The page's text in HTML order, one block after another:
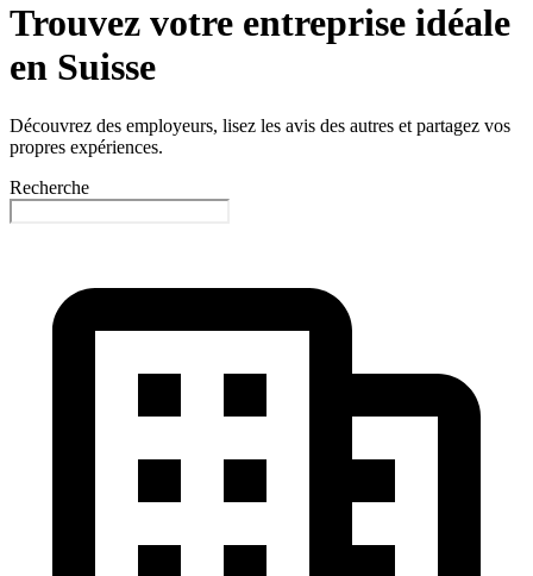
Trouvez votre entreprise idéale
en Suisse
Découvrez des employeurs, lisez les avis des autres et partagez vos
propres expériences.
Recherche